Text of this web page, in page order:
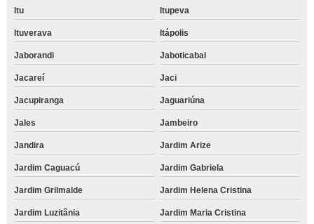
Itu Itupeva
Ituverava Itápolis
Jaborandi Jaboticabal
Jacareí Jaci
Jacupiranga Jaguariúna
Jales Jambeiro
Jandira Jardim Arize
Jardim Caguacú Jardim Gabriela
Jardim Grilmalde Jardim Helena Cristina
Jardim Luzitânia Jardim Maria Cristina